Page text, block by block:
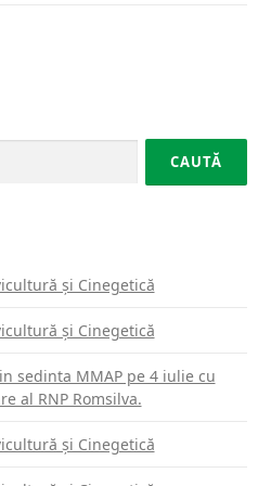
şi Cinegetică
şi Cinegetică
sedinta MMAP pe 4 iulie cu
al RNP Romsilva.
şi Cinegetică